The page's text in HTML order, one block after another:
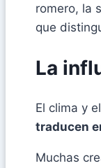
romero, la
que
La
El clima y
traducen
Muchas